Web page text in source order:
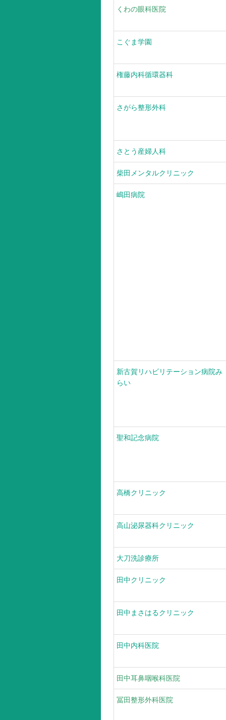
くわの眼科医院
こぐま学園
権藤内科循環器科
さがら整形外科
さとう産婦人科
柴田メンタルクリニック
嶋田病院
新古賀リハビリテーション病院み
らい
聖和記念病院
高橋クリニック
高山泌尿器科クリニック
大刀洗診療所
田中クリニック
田中まさはるクリニック
田中内科医院
田中耳鼻咽喉科医院
冨田整形外科医院